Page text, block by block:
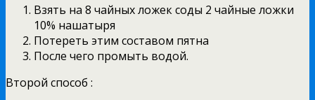
Взять на 8 чайных ложек соды 2 чайные ложки
10% нашатыря
Потереть этим составом пятна
После чего промыть водой.
Второй способ :